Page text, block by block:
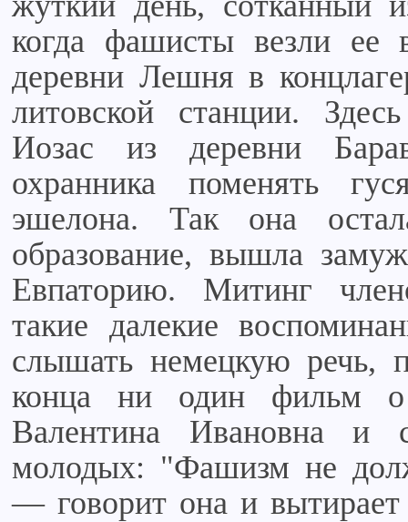
когда фашисты везли ее
деревни Лешня в
литовской станции.
Иозас из деревни
охранника поменять
эшелона. Так она
образование, вышла
Евпаторию. Митинг
такие далекие
слышать немецкую речь,
конца ни один фильм
Валентина Ивановна и
молодых: "Фашизм не
— говорит она и